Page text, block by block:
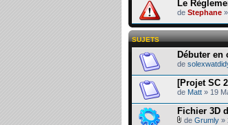
Le
de Stephane
SUJETS
Débuter en
de
[Projet SC
de Matt » 19
Fichier 3D
de Grumly »